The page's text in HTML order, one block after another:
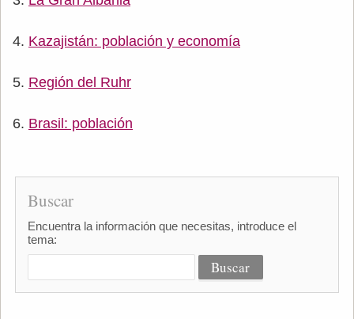
Kazajistán: población y economía
Región del Ruhr
Brasil: población
Buscar
Encuentra la información que necesitas, introduce el
tema: